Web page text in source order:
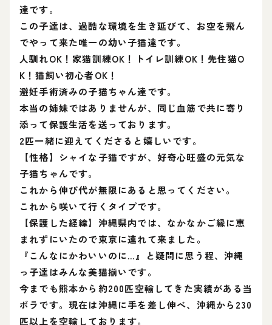
達です。
この子達は、過酷な環境を生き延びて、お空を飛ん
でやって来た唯一の幼い子猫達です。
人馴れOK！家猫訓練OK！トイレ訓練OK！先住猫O
K！猫飼い初心者OK！
避妊手術済みの子猫ちゃん達です。
本当の姉妹ではありませんが、同じ血筋で共に寄り
添って保護生活を送っております。
2匹一緒に迎えてくださると嬉しいです。
【性格】シャイな子猫ですが、好奇心旺盛の元気な
子猫ちゃんです。
これから伸び代が無限にあると思ってください。
これから咲いて行くタイプです。
【保護した経緯】沖縄県内では、なかなかご縁に恵
まれずにいたので東京に連れて来ました。
『こんなにかわいいのに…』と疑問に思う程、沖縄
っ子達はみんな美猫揃いです。
今までも熊本から約200匹空輸してきた実績がある当
ボラです。現在は沖縄に手を差し伸べ、沖縄から230
匹以上を空輸しております。